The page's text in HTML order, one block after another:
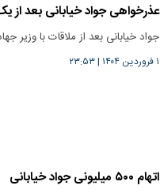
عذرخواهی جواد خیابانی بعد
جواد خیابانی بعد از ملاقات با وزیر
۱ فروردین ۱۴۰۴ |۲۳:۵۳
اتهام ۵۰۰ میلیونی جواد خیابانی